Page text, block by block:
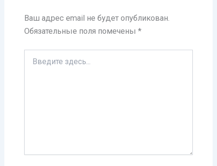
Ваш адрес email не будет опубликован.
Обязательные поля помечены *
здесь...